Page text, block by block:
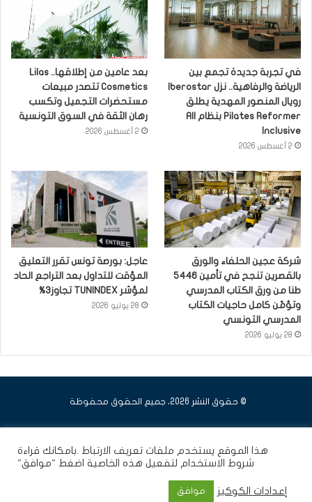
في تجربة جديدة تجمع بين
رويال المنصور المهدية يطلق
Pilates Reformer بنظام All
Inclusive
2 أغسطس 2026
بعد عامين من إطلاقها.. Lilas
Cosmetics تتصدر مبيعات
مستحضرات التجميل وتكسب
رهان الثقة في السوق التونسية
2 أغسطس 2026
شركة عجين الحلفاء والورق
بالقصرين تنجح في تأمين 5446
طنا من ورق الكتاب المدرسي
وتؤمّن كامل حاجيات الكتاب
المدرسي التونسي
28 يوليو 2026
عاجل: بورصة تونس تقرر التعليق
المؤقت للتداول بعد التراجع الحاد
لمؤشر TUNINDEX تجاوز3%
28 يوليو 2026
© حقوق النشر 2026، جميع الحقوق محفوظة
هذا الموقع يستخدم ملفات تعريف الارتباط .بامكانك قراءة
شروط الاستخدام لتفعيل هذه الخاصية اضغط "موافق"
إعدادات الكوكيز موافق